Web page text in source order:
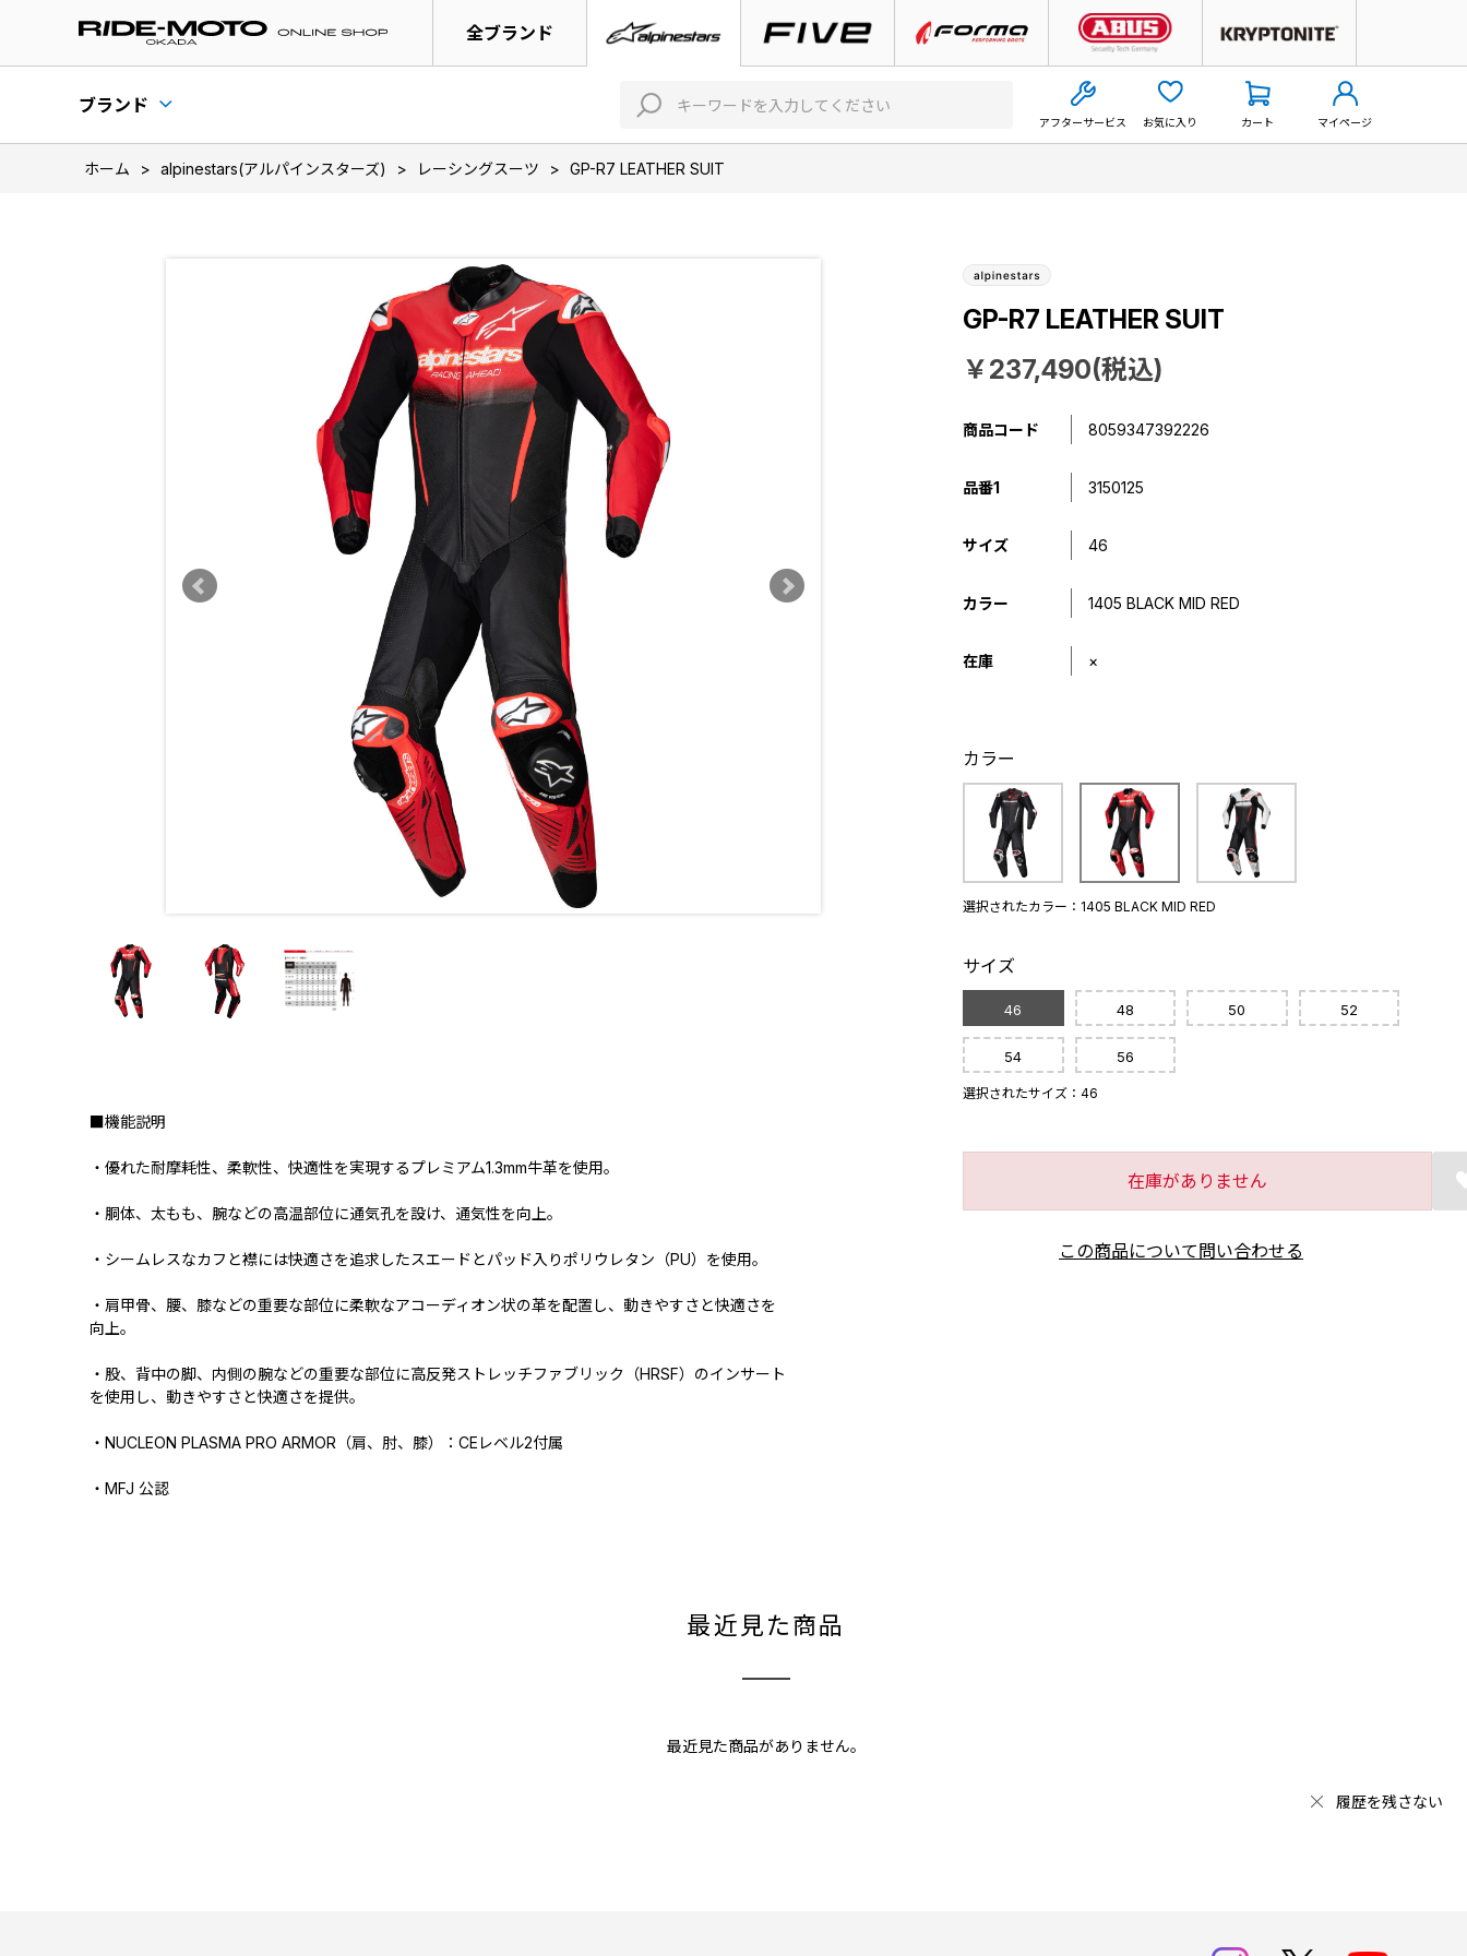
全ブランド
ブランド
アフターサービス お気に入り カート マイページ
ホーム > alpinestars(アルパインスターズ) > レーシングスーツ > GP-R7 LEATHER SUIT
■機能説明
・優れた耐摩耗性、柔軟性、快適性を実現するプレミアム1.3mm牛革を使用。
・胴体、太もも、腕などの高温部位に通気孔を設け、通気性を向上。
・シームレスなカフと襟には快適さを追求したスエードとパッド入りポリウレタン（PU）を使用。
・肩甲骨、腰、膝などの重要な部位に柔軟なアコーディオン状の革を配置し、動きやすさと快適さを
向上。
・股、背中の脚、内側の腕などの重要な部位に高反発ストレッチファブリック（HRSF）のインサート
を使用し、動きやすさと快適さを提供。
・NUCLEON PLASMA PRO ARMOR（肩、肘、膝）：CEレベル2付属
・MFJ 公認
GP-R7 LEATHER SUIT
￥237,490(税込)
商品コード 8059347392226
品番1 3150125
サイズ 46
カラー 1405 BLACK MID RED
在庫 ×
カラー
選択されたカラー：1405 BLACK MID RED
サイズ
46 48 50 52
54 56
選択されたサイズ：46
在庫がありません
この商品について問い合わせる
最近見た商品
最近見た商品がありません。
履歴を残さない